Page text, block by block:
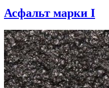
Асфальт марки I